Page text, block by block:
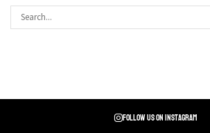
Follow us on instagram